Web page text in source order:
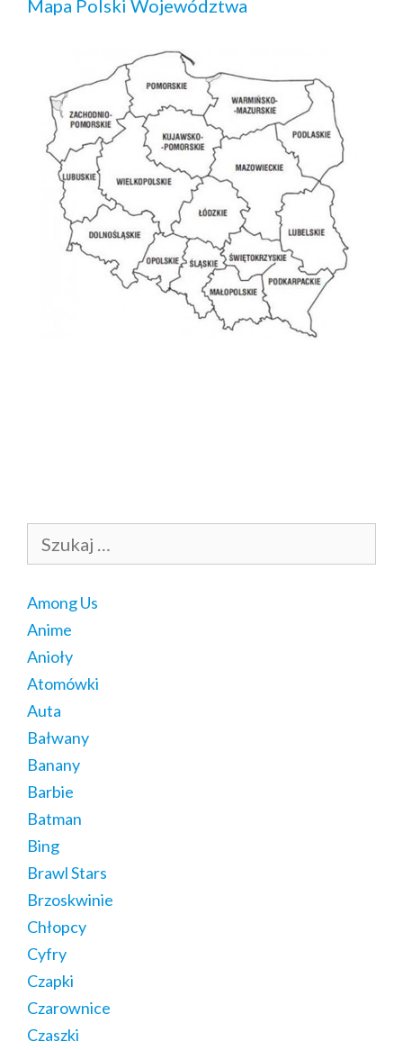
Mapa Polski Województwa
Among Us
Anime
Anioły
Atomówki
Auta
Bałwany
Banany
Barbie
Batman
Bing
Brawl Stars
Brzoskwinie
Chłopcy
Cyfry
Czapki
Czarownice
Czaszki